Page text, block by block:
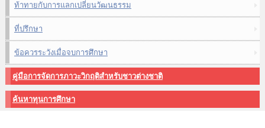
ท้าทายกับการแลกเปลี่ยนวัฒนธรรม
ที่ปรึกษา
ข้อควรระวังเมื่อจบการศึกษา
คู่มือการจัดการภาวะวิกฤติสำหรับชาวต่างชาติ
ค้นหาทุนการศึกษา